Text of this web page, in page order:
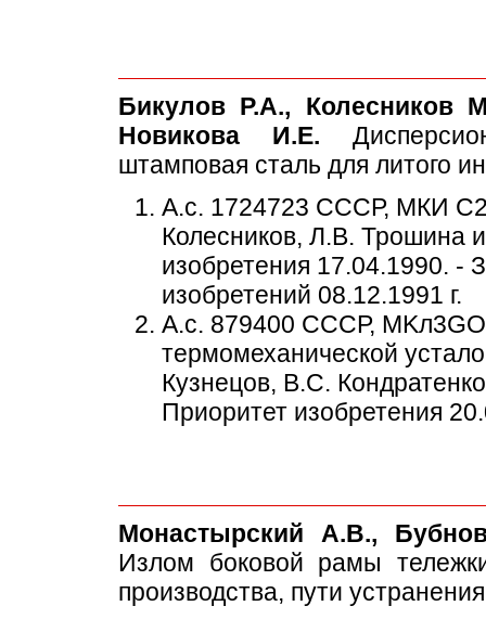
Бикулов Р.А.,
Новикова И.Е.
штамповая сталь для литого
А.с. 1724723 СССР, МКИ
Колесников, Л.В. Трошина
изобретения 17.04.1990. -
изобретений 08.12.1991 г.
А.с. 879400 СССР,
термомеханической
Кузнецов, B.C.
Приоритет изобретения
Монастырский А.В.,
Излом боковой рамы тележки
производства, пути